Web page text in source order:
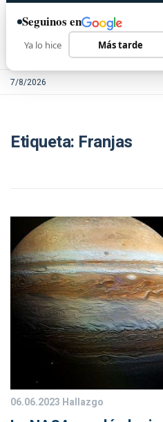
7/8/2026
Etiqueta: Franjas
06.06.2023 Hallazgo
Seguinos en
Ya lo hice Más tarde